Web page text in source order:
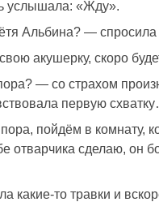
услышала: «Жду».
Альбина? — спросила
акушерку, скоро
— со страхом
первую
пойдём в комнату,
отварчика сделаю, он
какие-то травки и